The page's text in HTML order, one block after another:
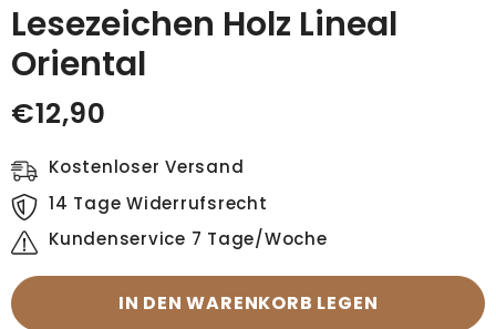
Lesezeichen Holz Lineal
Oriental
€12,90
Kostenloser Versand
14 Tage Widerrufsrecht
Kundenservice 7 Tage/Woche
IN DEN WARENKORB LEGEN